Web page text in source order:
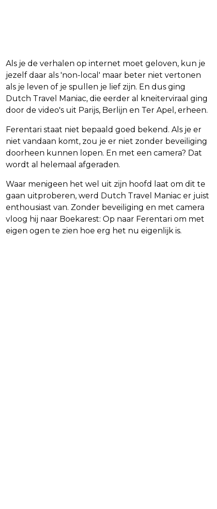
Als je de verhalen op internet moet geloven, kun je
jezelf daar als 'non-local' maar beter niet vertonen
als je leven of je spullen je lief zijn. En dus ging
Dutch Travel Maniac, die eerder al kneiterviraal ging
door de video's uit Parijs, Berlijn en Ter Apel, erheen.
Ferentari staat niet bepaald goed bekend. Als je er
niet vandaan komt, zou je er niet zonder beveiliging
doorheen kunnen lopen. En met een camera? Dat
wordt al helemaal afgeraden.
Waar menigeen het wel uit zijn hoofd laat om dit te
gaan uitproberen, werd Dutch Travel Maniac er juist
enthousiast van. Zonder beveiliging en met camera
vloog hij naar Boekarest: Op naar Ferentari om met
eigen ogen te zien hoe erg het nu eigenlijk is.